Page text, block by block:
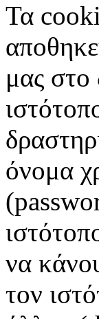
Τα
μας στο
όνομα
να
τον